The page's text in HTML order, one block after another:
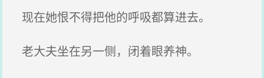
现在她恨不得把他的呼吸都算进去。
老大夫坐在另一侧，闭着眼养神。